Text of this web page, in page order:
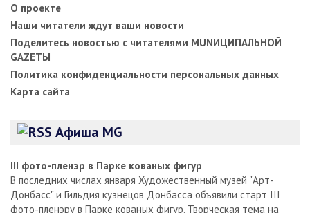
О проекте
Наши читатели ждут ваши новости
Поделитесь новостью с читателями MUNИЦИПАЛЬНОЙ
GAZЕТЫ
Политика конфиденциальности персональных данных
Карта сайта
Афиша MG
III фото-пленэр в Парке кованых фигур
В последних числах января Художественный музей "Арт-
Донбасс" и Гильдия кузнецов Донбасса объявили старт III
фото-пленэру в Парке кованых фигур. Творческая тема на